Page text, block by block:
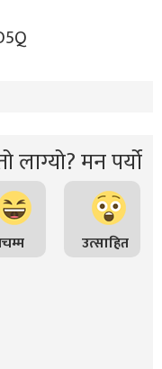
मन पर्यो
उत्साहित